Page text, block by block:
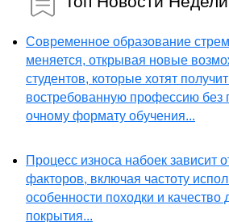
Современное образование
меняется, открывая новые
студентов, которые хотят
востребованную профессию без
очному формату обучения...
Процесс износа набоек зависит
факторов, включая частоту
особенности походки и качество
покрытия...